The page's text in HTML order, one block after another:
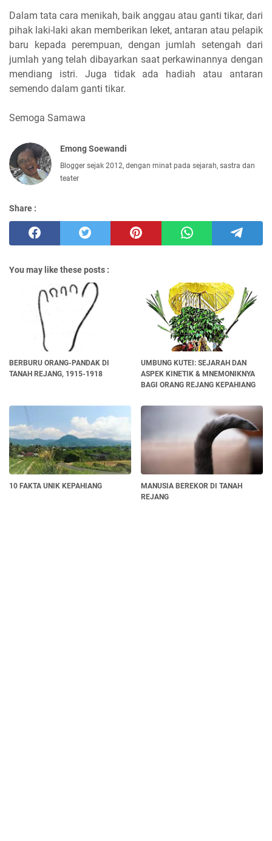
Dalam tata cara menikah, baik anggau atau ganti tikar, dari
pihak laki-laki akan memberikan leket, antaran atau pelapik
baru kepada perempuan, dengan jumlah setengah dari
jumlah yang telah dibayarkan saat perkawinannya dengan
mendiang istri. Juga tidak ada hadiah atau antaran
semendo dalam ganti tikar.
Semoga Samawa
Emong Soewandi
Blogger sejak 2012, dengan minat pada sejarah, sastra dan
teater
Share :
You may like these posts :
BERBURU ORANG-PANDAK DI
TANAH REJANG, 1915-1918
UMBUNG KUTEI: SEJARAH DAN
ASPEK KINETIK & MNEMONIKNYA
BAGI ORANG REJANG KEPAHIANG
10 FAKTA UNIK KEPAHIANG
MANUSIA BEREKOR DI TANAH
REJANG